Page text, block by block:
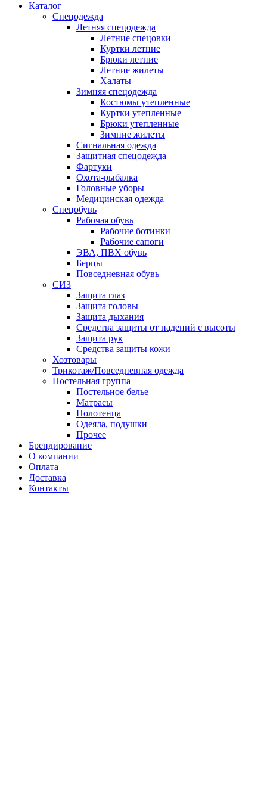
Каталог
Спецодежда
Летняя спецодежда
Летние спецовки
Куртки летние
Брюки летние
Летние жилеты
Халаты
Зимняя спецодежда
Костюмы утепленные
Куртки утепленные
Брюки утепленные
Зимние жилеты
Сигнальная одежда
Защитная спецодежда
Фартуки
Охота-рыбалка
Головные уборы
Медицинская одежда
Спецобувь
Рабочая обувь
Рабочие ботинки
Рабочие сапоги
ЭВА, ПВХ обувь
Берцы
Повседневная обувь
СИЗ
Защита глаз
Защита головы
Защита дыхания
Средства защиты от падений с высоты
Защита рук
Средства защиты кожи
Хозтовары
Трикотаж/Повседневная одежда
Постельная группа
Постельное белье
Матрасы
Полотенца
Одеяла, подушки
Прочее
Брендирование
О компании
Оплата
Доставка
Контакты